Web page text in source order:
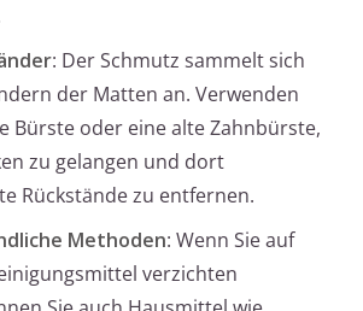
: Der Schmutz sammelt sich
der Matten an. Verwenden
Bürste oder eine alte Zahnbürste,
zu gelangen und dort
Rückstände zu entfernen.
Methoden: Wenn Sie auf
verzichten